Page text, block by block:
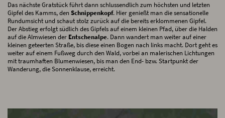
Das nächste Gratstück führt dann schlussendlich zum höchsten und letzten
Gipfel des Kamms, den Schnippenkopf. Hier genießt man die sensationelle
Rundumsicht und schaut stolz zurück auf die bereits erklommenen Gipfel.
Der Abstieg erfolgt südlich des Gipfels auf einem kleinen Pfad, über die Halden
auf die Almwiesen der Entschenalpe. Dann wandert man weiter auf einer
kleinen geteerten Straße, bis diese einen Bogen nach links macht. Dort geht es
weiter auf einem Fußweg durch den Wald, vorbei an malerischen Lichtungen
mit traumhaften Blumenwiesen, bis man den End- bzw. Startpunkt der
Wanderung, die Sonnenklause, erreicht.